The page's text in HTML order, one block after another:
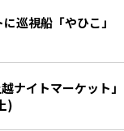
巡視船「やひこ」
ナイトマーケット」
)